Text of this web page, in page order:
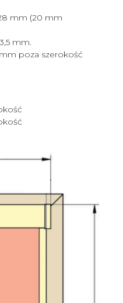
mm (20 mm
mm.
poza szerokość